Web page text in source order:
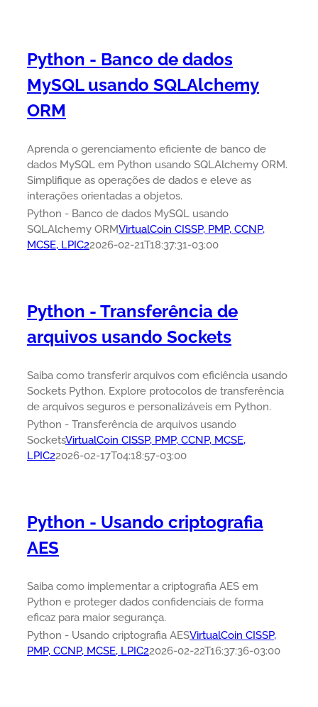
Python - Banco de dados
MySQL usando SQLAlchemy
ORM
Aprenda o gerenciamento eficiente de banco de
dados MySQL em Python usando SQLAlchemy ORM.
Simplifique as operações de dados e eleve as
interações orientadas a objetos.
Python - Banco de dados MySQL usando
SQLAlchemy ORMVirtualCoin CISSP, PMP, CCNP,
MCSE, LPIC22026-02-21T18:37:31-03:00
Python - Transferência de
arquivos usando Sockets
Saiba como transferir arquivos com eficiência usando
Sockets Python. Explore protocolos de transferência
de arquivos seguros e personalizáveis em Python.
Python - Transferência de arquivos usando
SocketsVirtualCoin CISSP, PMP, CCNP, MCSE,
LPIC22026-02-17T04:18:57-03:00
Python - Usando criptografia
AES
Saiba como implementar a criptografia AES em
Python e proteger dados confidenciais de forma
eficaz para maior segurança.
Python - Usando criptografia AESVirtualCoin CISSP,
PMP, CCNP, MCSE, LPIC22026-02-22T16:37:36-03:00